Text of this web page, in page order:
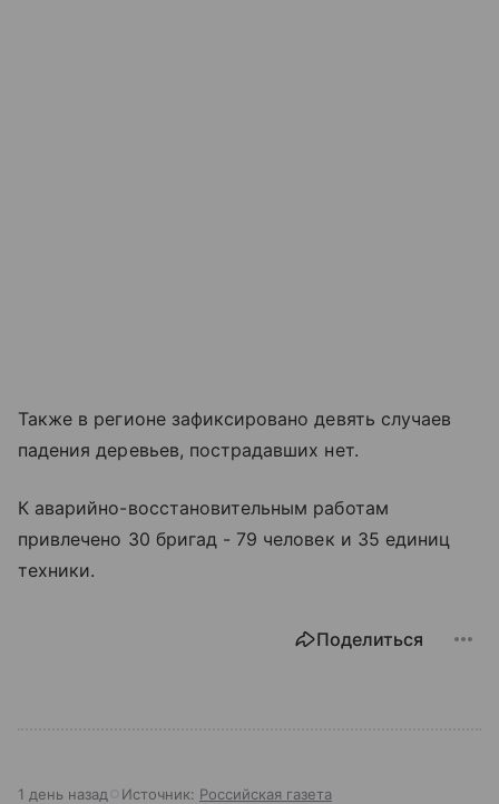
Также в регионе зафиксировано девять случаев
падения деревьев, пострадавших нет.
К аварийно-восстановительным работам
привлечено 30 бригад - 79 человек и 35 единиц
техники.
Поделиться
1 день назад Источник: Российская газета